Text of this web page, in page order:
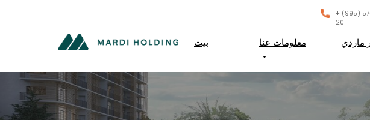
بيت معلومات عنا ماردي
+ (995)
20